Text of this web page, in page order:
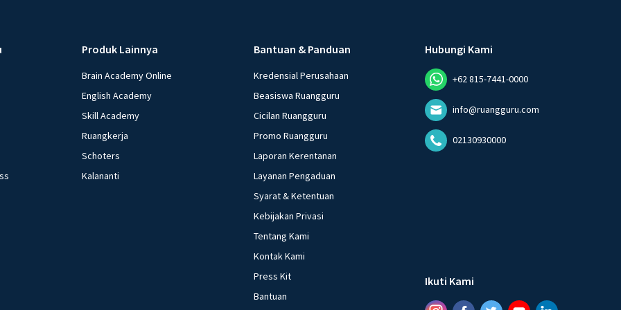
Produk Lainnya
Brain Academy Online
English Academy
Skill Academy
Ruangkerja
Schoters
Kalananti
Bantuan & Panduan
Kredensial Perusahaan
Beasiswa Ruangguru
Cicilan Ruangguru
Promo Ruangguru
Laporan Kerentanan
Layanan Pengaduan
Syarat & Ketentuan
Kebijakan Privasi
Tentang Kami
Kontak Kami
Press Kit
Bantuan
Hubungi Kami
+62 815-7441-0000
info@ruangguru.com
02130930000
Ikuti Kami